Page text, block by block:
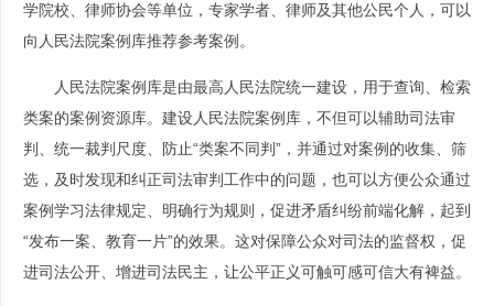
学院校、律师协会等单位，专家学者、律师及其他公民个人，可以
向人民法院案例库推荐参考案例。
人民法院案例库是由最高人民法院统一建设，用于查询、检索
类案的案例资源库。建设人民法院案例库，不但可以辅助司法审
判、统一裁判尺度、防止“类案不同判”，并通过对案例的收集、筛
选，及时发现和纠正司法审判工作中的问题，也可以方便公众通过
案例学习法律规定、明确行为规则，促进矛盾纠纷前端化解，起到
“发布一案、教育一片”的效果。这对保障公众对司法的监督权，促
进司法公开、增进司法民主，让公平正义可触可感可信大有裨益。